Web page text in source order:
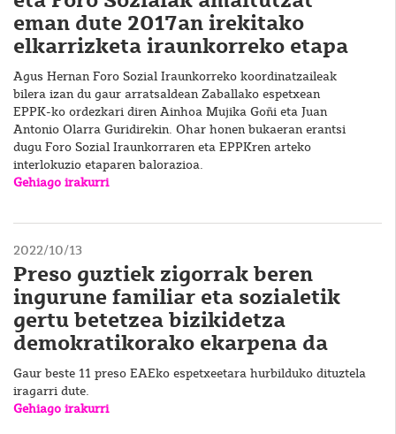
eman dute 2017an irekitako
elkarrizketa iraunkorreko etapa
Agus Hernan Foro Sozial Iraunkorreko koordinatzaileak
bilera izan du gaur arratsaldean Zaballako espetxean
EPPK-ko ordezkari diren Ainhoa Mujika Goñi eta Juan
Antonio Olarra Guridirekin. Ohar honen bukaeran erantsi
dugu Foro Sozial Iraunkorraren eta EPPKren arteko
interlokuzio etaparen balorazioa.
Gehiago irakurri
2022/10/13
Preso guztiek zigorrak beren
ingurune familiar eta sozialetik
gertu betetzea bizikidetza
demokratikorako ekarpena da
Gaur beste 11 preso EAEko espetxeetara hurbilduko dituztela
iragarri dute.
Gehiago irakurri